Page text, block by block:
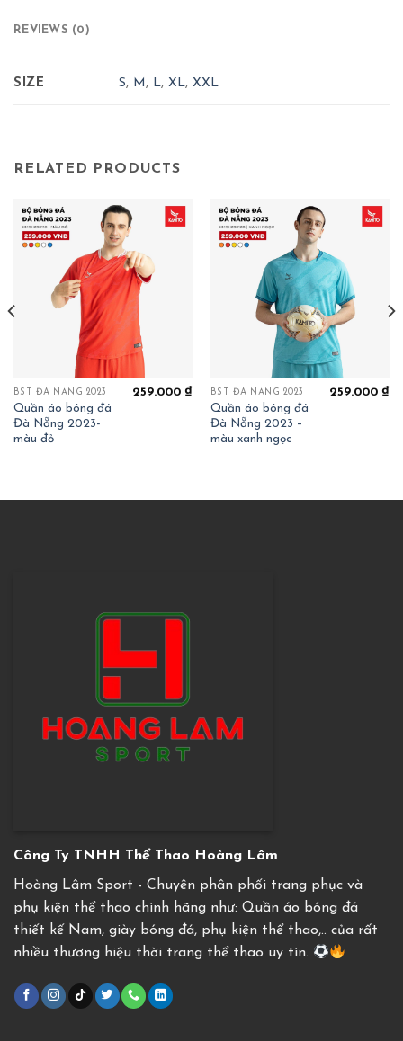
REVIEWS (0)
SIZE S, M, L,XL,XXL
RELATED PRODUCTS
BST ĐÀ NẴNG 2023
Quần áo bóng đá
Đà Nẵng 2023-
màu đỏ
259.000₫ BST ĐÀ NẴNG 2023
Quần áo bóng đá
Đà Nẵng 2023 –
màu xanh ngọc
259.000₫
Công Ty TNHH Thể Thao Hoàng Lâm
Hoàng Lâm Sport - Chuyên phân phối trang phục và
phụ kiện thể thao chính hãng như: Quần áo bóng đá
thiết kế Nam, giày bóng đá, phụ kiện thể thao,.. của rất
nhiều thương hiệu thời trang thể thao uy tín.